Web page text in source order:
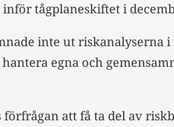
tågplaneskiftet i
inte ut riskanalyserna
egna och
förfrågan att få ta del av